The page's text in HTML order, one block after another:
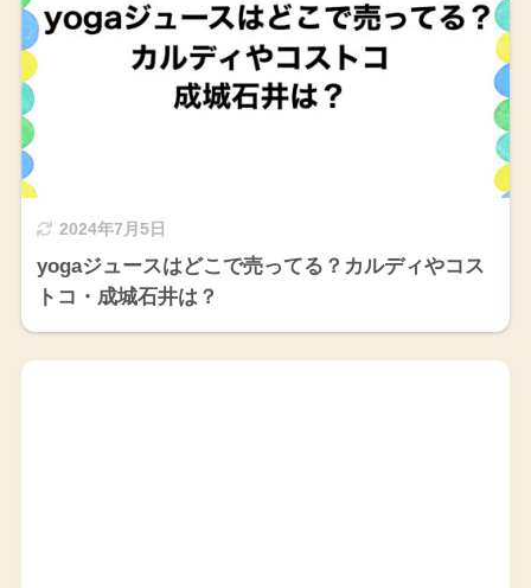
2024年7月5日
yogaジュースはどこで売ってる？カルディやコス
トコ・成城石井は？